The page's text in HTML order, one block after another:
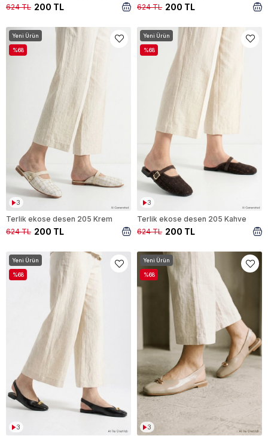
200 TL
624 TL 200 TL
624 TL
3
Terlik ekose desen 205 Krem
200 TL
624 TL
Yeni Ürün
%68
3
Terlik ekose desen 205 Kahve
200 TL
624 TL
Yeni Ürün
%68
3
Yeni Ürün
%68
3
Yeni Ürün
%68